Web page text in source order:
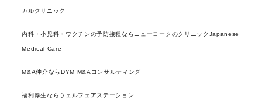
カルクリニック
内科・小児科・ワクチンの予防接種ならニューヨークのクリニックJapanese
Medical Care
M&A仲介ならDYM M&Aコンサルティング
福利厚生ならウェルフェアステーション